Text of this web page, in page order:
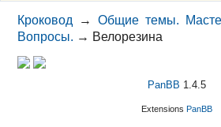
Кроковод →Общие темы.
Вопросы. → Велорезина
PanBB 1.4.5
Extensions PanBB